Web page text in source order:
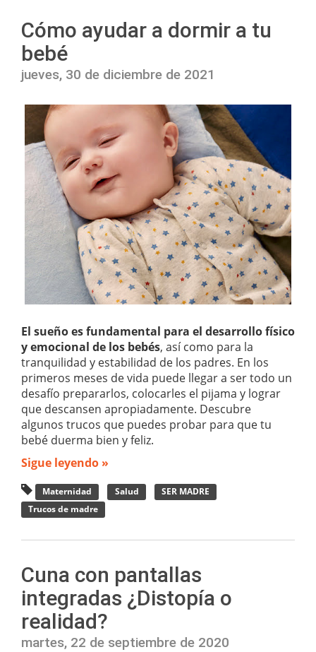
Cómo ayudar a dormir a tu
bebé
jueves, 30 de diciembre de 2021
El sueño es fundamental para el desarrollo físico
y emocional de los bebés, así como para la
tranquilidad y estabilidad de los padres. En los
primeros meses de vida puede llegar a ser todo un
desafío prepararlos, colocarles el pijama y lograr
que descansen apropiadamente. Descubre
algunos trucos que puedes probar para que tu
bebé duerma bien y feliz.
Sigue leyendo »
Maternidad Salud
SER MADRE
Trucos de madre
Cuna con pantallas
integradas ¿Distopía o
realidad?
martes, 22 de septiembre de 2020